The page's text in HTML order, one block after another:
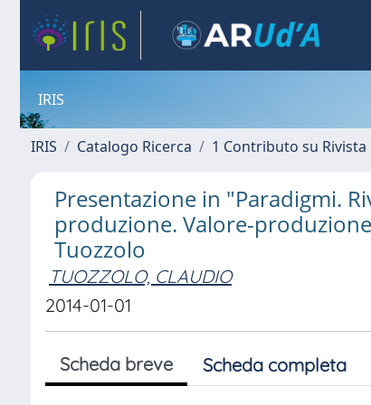
IRIS
IRIS Catalogo Ricerca 1 Contributo su Rivista
Presentazione in "Paradigmi.
produzione. Valore-
Tuozzolo
TUOZZOLO, CLAUDIO
2014-01-01
Scheda breve Scheda completa